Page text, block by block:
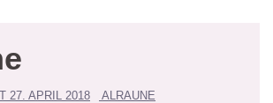
27. APRIL 2018 ALRAUNE